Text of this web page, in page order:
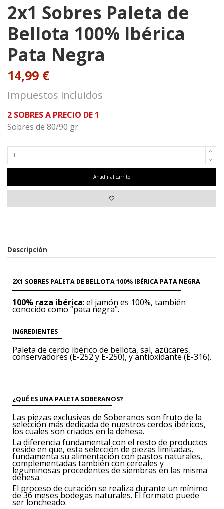
2x1 Sobres Paleta de
Bellota 100% Ibérica
Pata Negra
14,99 €
Impuestos incluidos
2 SOBRES A PRECIO DE 1
Sobres de 80/90 gr.
Añadir al carrito
Descripción
2X1 SOBRES PALETA DE BELLOTA 100% IBÉRICA PATA NEGRA
100% raza ibérica: el jamón es 100%, también
conocido como “pata negra".
INGREDIENTES
Paleta de cerdo ibérico de bellota, sal, azúcares,
conservadores (E-252 y E-250), y antioxidante (E-316).
¿QUÉ ES UNA PALETA SOBERANOS?
Las piezas exclusivas de Soberanos son fruto de la
selección más dedicada de nuestros cerdos ibéricos,
los cuales son criados en la dehesa.
La diferencia fundamental con el resto de productos
reside en que, esta selección de piezas limitadas,
fundamenta su alimentación con pastos naturales,
complementadas también con cereales y
leguminosas procedentes de siembras en las misma
dehesa.
El proceso de curación se realiza durante un mínimo
de 36 meses bodegas naturales. El formato puede
ser loncheado.